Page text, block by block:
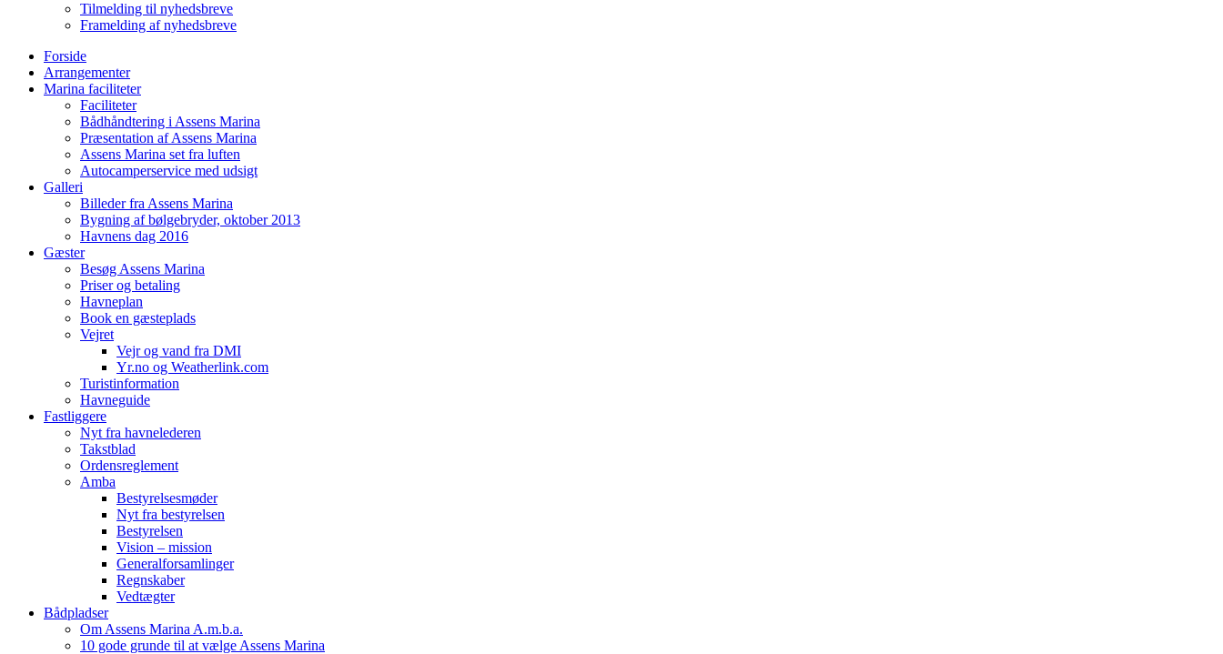
Tilmelding til nyhedsbreve
Framelding af nyhedsbreve
Forside
Arrangementer
Marina faciliteter
Faciliteter
Bådhåndtering i Assens Marina
Præsentation af Assens Marina
Assens Marina set fra luften
Autocamperservice med udsigt
Galleri
Billeder fra Assens Marina
Bygning af bølgebryder, oktober 2013
Havnens dag 2016
Gæster
Besøg Assens Marina
Priser og betaling
Havneplan
Book en gæsteplads
Vejret
Vejr og vand fra DMI
Yr.no og Weatherlink.com
Turistinformation
Havneguide
Fastliggere
Nyt fra havnelederen
Takstblad
Ordensreglement
Amba
Bestyrelsesmøder
Nyt fra bestyrelsen
Bestyrelsen
Vision – mission
Generalforsamlinger
Regnskaber
Vedtægter
Bådpladser
Om Assens Marina A.m.b.a.
10 gode grunde til at vælge Assens Marina